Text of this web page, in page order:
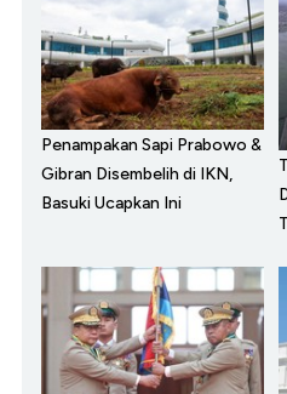
Penampakan Sapi Prabowo &
Gibran Disembelih di IKN,
Basuki Ucapkan Ini